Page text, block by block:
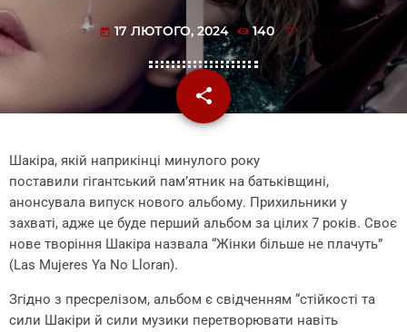
today 17 ЛЮТОГО, 2024 140
share
email
Шакіра, якій наприкінці минулого року
поставили гігантський пам’ятник на батьківщині,
анонсувала випуск нового альбому. Прихильники у
захваті, адже це буде перший альбом за цілих 7 років. Своє
нове творіння Шакіра назвала “Жінки більше не плачуть”
(Las Mujeres Ya No Lloran).
Згідно з пресрелізом, альбом є свідченням “стійкості та
сили Шакіри й сили музики перетворювати навіть